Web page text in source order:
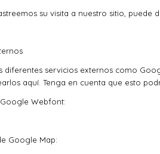
su visita a nuestro sitio, puede
diferentes servicios externos como
aquí. Tenga en cuenta que esto
Webfont:
Google Map: